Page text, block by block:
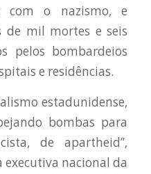
com o nazismo, e
de mil mortes e seis
pelos bombardeios
e residências.
estadunidense,
bombas para
de apartheid”,
executiva nacional da